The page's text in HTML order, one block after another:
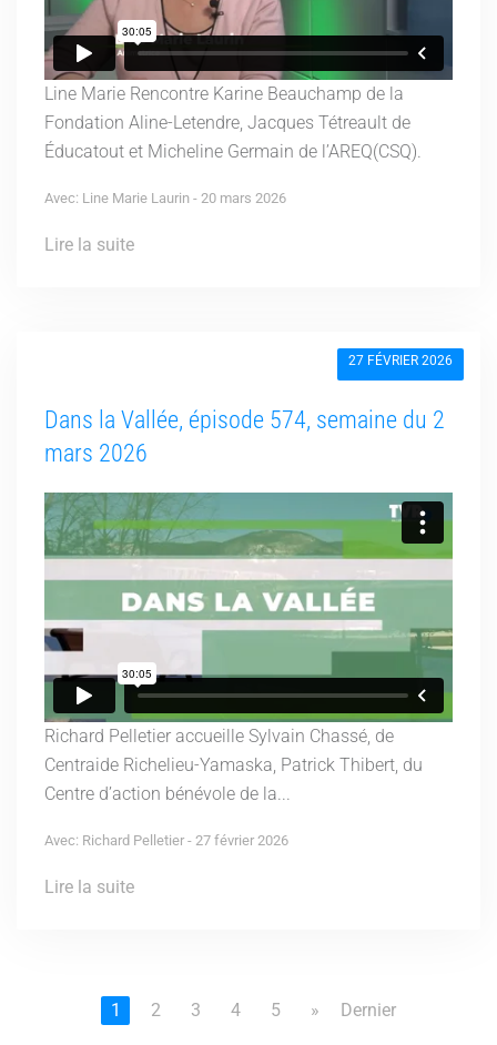
Line Marie Rencontre Karine Beauchamp de la
Fondation Aline-Letendre, Jacques Tétreault de
Éducatout et Micheline Germain de l’AREQ(CSQ).
Avec: Line Marie Laurin - 20 mars 2026
Lire la suite
27 FÉVRIER 2026
Dans la Vallée, épisode 574, semaine du 2
mars 2026
Richard Pelletier accueille Sylvain Chassé, de
Centraide Richelieu-Yamaska, Patrick Thibert, du
Centre d’action bénévole de la...
Avec: Richard Pelletier - 27 février 2026
Lire la suite
1 2 3 4 5 » Dernier